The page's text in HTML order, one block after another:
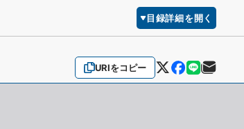
目録詳細を開く
URIをコピー